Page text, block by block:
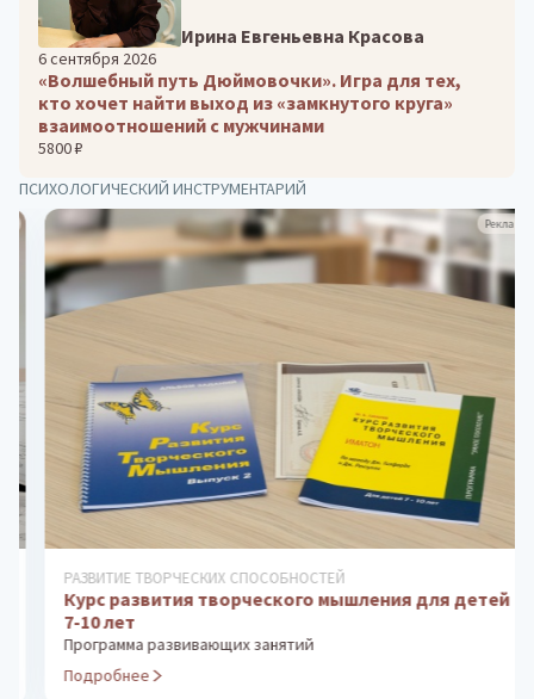
Ирина Евгеньевна Красова
6 сентября 2026
«Волшебный путь Дюймовочки». Игра для тех,
кто хочет найти выход из «замкнутого круга»
взаимоотношений с мужчинами
5800 ₽
ПСИХОЛОГИЧЕСКИЙ ИНСТРУМЕНТАРИЙ
Реклама
РАЗВИТИЕ ТВОРЧЕСКИХ СПОСОБНОСТЕЙ
Курс развития творческого мышления для детей
7-10 лет
Программа развивающих занятий
Подробнее